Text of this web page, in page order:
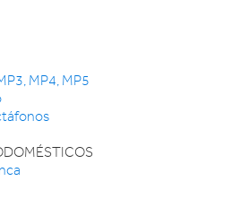
MP4, MP5